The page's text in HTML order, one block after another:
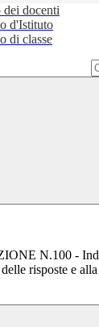
docenti
d'Istituto
di classe
N.100 -
risposte e